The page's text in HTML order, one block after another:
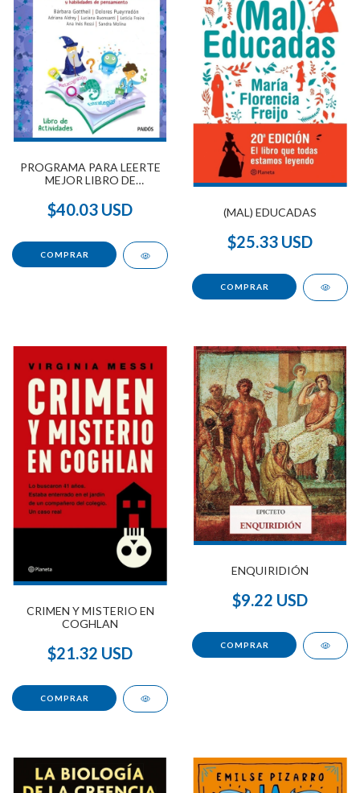
PROGRAMA PARA LEERTE
MEJOR LIBRO DE
$40.03 USD (MAL) EDUCADAS
$25.33 USD
CRIMEN Y MISTERIO EN
COGHLAN
$21.32 USD
ENQUIRIDIÓN
$9.22 USD